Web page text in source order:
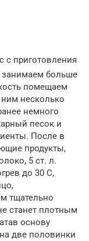
с приготовления
занимаем больше
помещаем
несколько
немного
песок и
После в
продукты,
5 ст. л.
до 30 С,
тщательно
станет плотным
основу
две половинки